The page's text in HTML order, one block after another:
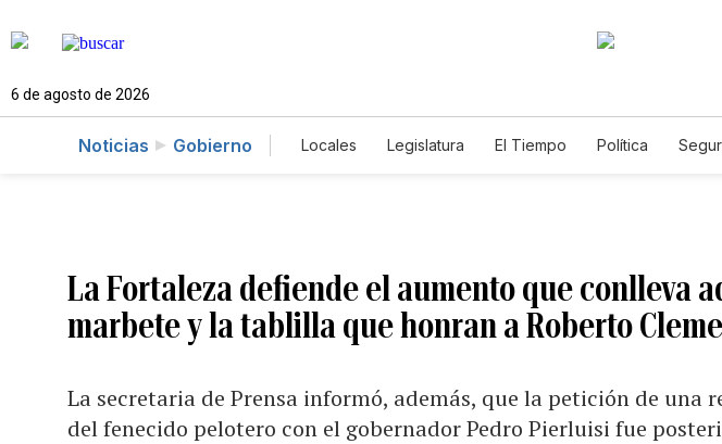
6 de agosto de 2026
Noticias Gobierno Locales Legislatura El Tiempo Política
La Fortaleza defiende el aumento que conlleva
marbete y la tablilla que honran a Roberto
La secretaria de Prensa informó, además, que la petición de una
del fenecido pelotero con el gobernador Pedro Pierluisi fue